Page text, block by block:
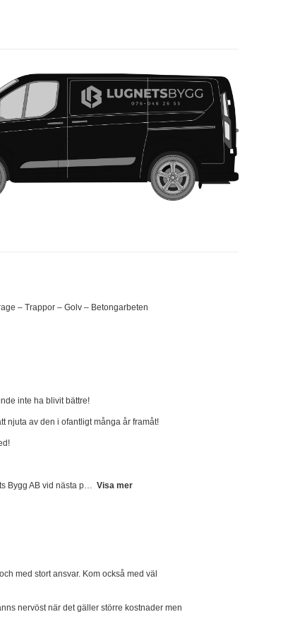
– Trappor – Golv – Betongarbeten
inte ha blivit bättre!
njuta av den i ofantligt många år framåt!
Bygg AB vid nästa p Visa mer
med stort ansvar. Kom också med väl
nervöst när det gäller större kostnader men